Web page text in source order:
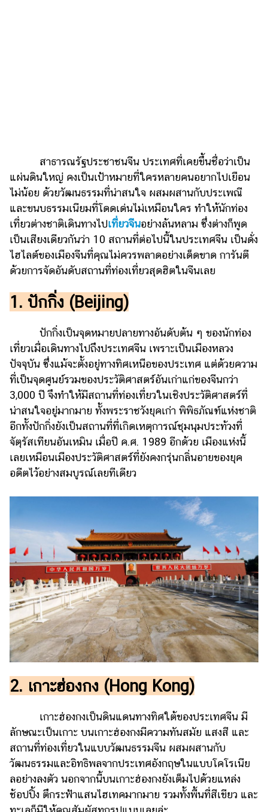
ดูด
วง
ผู้
หญิง
ผู้ชาย
สุขภาพ
ท่อง
เที่ยว
อาหาร
ง่ายๆ
ช้อป
ปิ้ง
รถยนต์
บ้าน
และ
ตกแต่ง
มือ
ถือ
ราคา
ทอง
ราคา
น้ำมัน
วา
ไร
ตี้
แต่งงาน
และ
เด็ก
สัตว์
เลี้ยง
Infographic
สาธารณรัฐประชาชนจีน ประเทศที่เคยขึ้นชื่อว่าเป็น
แผ่นดินใหญ่ คงเป็นเป้าหมายที่ใครหลายคนอยากไปเยือน
ไม่น้อย ด้วยวัฒนธรรมที่น่าสนใจ ผสมผสานกับประเพณี
และขนบธรรมเนียมที่โดดเด่นไม่เหมือนใคร ทำให้นักท่อง
เที่ยวต่างชาติเดินทางไปเที่ยวจีนอย่างล้นหลาม ซึ่งต่างก็พูด
เป็นเสียงเดียวกันว่า 10 สถานที่ต่อไปนี้ในประเทศจีน เป็นดั่ง
ไฮไลต์ของเมืองจีนที่คุณไม่ควรพลาดอย่างเด็ดขาด การันตี
ด้วยการจัดอันดับสถานที่ท่องเที่ยวสุดฮิตในจีนเลย
1. ปักกิ่ง (Beijing)
ปักกิ่งเป็นจุดหมายปลายทางอันดับต้น ๆ ของนักท่อง
เที่ยวเมื่อเดินทางไปถึงประเทศจีน เพราะเป็นเมืองหลวง
ปัจจุบัน ซึ่งแม้จะตั้งอยู่ทางทิศเหนือของประเทศ แต่ด้วยความ
ที่เป็นจุดศูนย์รวมของประวัติศาสตร์อันเก่าแก่ของจีนกว่า
3,000 ปี จึงทำให้มีสถานที่ท่องเที่ยวในเชิงประวัติศาสตร์ที่
น่าสนใจอยู่มากมาย ทั้งพระราชวังยุคเก่า พิพิธภัณฑ์แห่งชาติ
อีกทั้งปักกิ่งยังเป็นสถานที่ที่เกิดเหตุการณ์ชุมนุมประท้วงที่
จัตุรัสเทียนอันเหมิน เมื่อปี ค.ศ. 1989 อีกด้วย เมืองแห่งนี้
เลยเหมือนเมืองประวัติศาสตร์ที่ยังคงกรุ่นกลิ่นอายของยุค
อดีตไว้อย่างสมบูรณ์เลยทีเดียว
2. เกาะฮ่องกง (Hong Kong)
เกาะฮ่องกงเป็นดินแดนทางทิศใต้ของประเทศจีน มี
ลักษณะเป็นเกาะ บนเกาะฮ่องกงมีความทันสมัย แสงสี และ
สถานที่ท่องเที่ยวในแบบวัฒนธรรมจีน ผสมผสานกับ
วัฒนธรรมและอิทธิพลจากประเทศอังกฤษในแบบโคโรเนีย
ลอย่างลงตัว นอกจากนี้บนเกาะฮ่องกงยังเต็มไปด้วยแหล่ง
ช้อปปิ้ง ตึกระฟ้าแสนไฮเทคมากมาย รวมทั้งพื้นที่สีเขียว และ